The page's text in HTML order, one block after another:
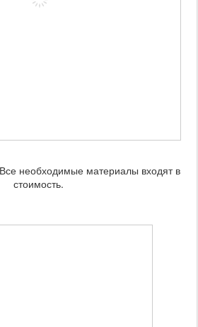
необходимые материалы входят в
стоимость.